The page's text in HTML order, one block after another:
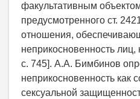
факультативным
предусмотренного ст.
отношения,
неприкосновенность лиц,
с. 745]. А.А. Бимбинов
неприкосновенность как
сексуальной